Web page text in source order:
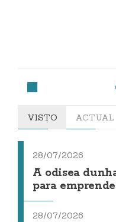
VISTO ACTUAL
28/07/2026
A odisea
para
28/07/2026